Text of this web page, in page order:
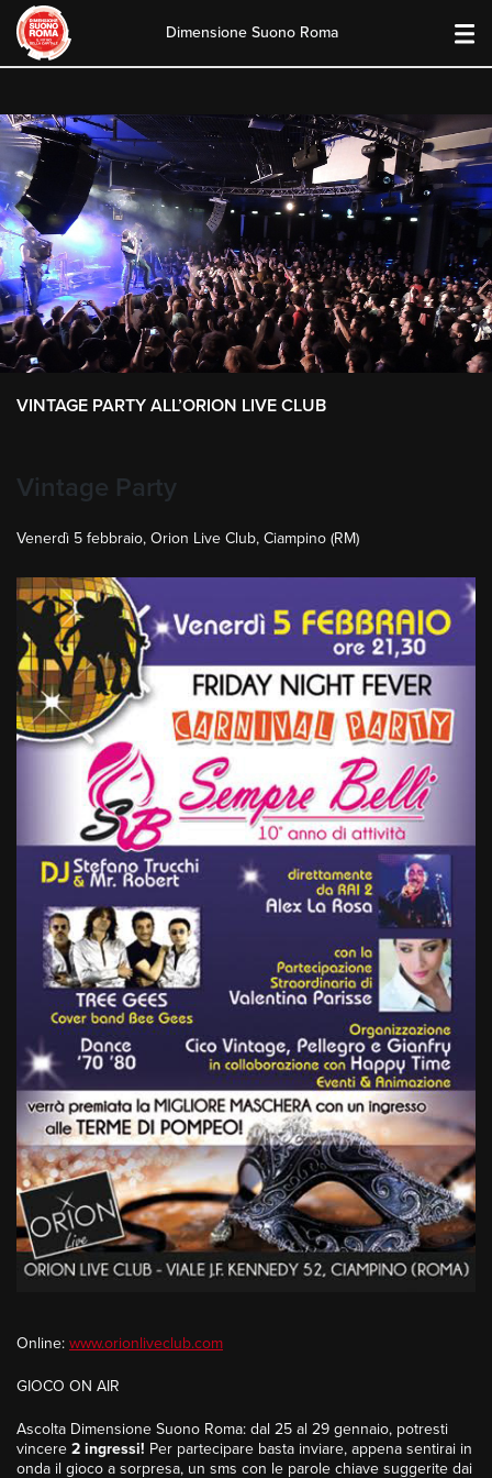
content
Dimensione Suono Roma
VINTAGE PARTY ALL’ORION LIVE CLUB
Vintage Party
Venerdì 5 febbraio, Orion Live Club, Ciampino (RM)
Online: www.orionliveclub.com
GIOCO ON AIR
Ascolta Dimensione Suono Roma: dal 25 al 29 gennaio, potresti
vincere 2 ingressi! Per partecipare basta inviare, appena sentirai in
onda il gioco a sorpresa, un sms con le parole chiave suggerite dai